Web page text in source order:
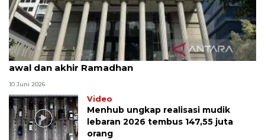
MK uji materi UU Peradilan Agama perihal isbat
awal dan akhir Ramadhan
10 Juni 2026
Video
Menhub ungkap realisasi mudik
lebaran 2026 tembus 147,55 juta
orang